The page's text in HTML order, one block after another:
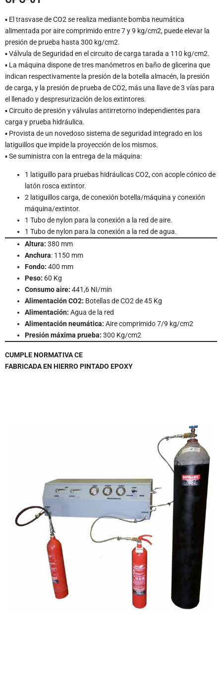
▪ El trasvase de CO2 se realiza mediante bomba neumática
alimentada por aire comprimido entre 7 y 9 kg/cm2, puede elevar la
presión de prueba hasta 300 kg/cm2.
▪ Válvula de Seguridad en el circuito de carga tarada a 110 kg/cm2.
▪ La máquina dispone de tres manómetros en baño de glicerina que
indican respectivamente la presión de la botella almacén, la presión
de carga, y la presión de prueba de CO2, más una llave de 3 vías para
el llenado y despresurización de los extintores.
▪ Circuito de presión y válvulas antirretorno independientes para
carga y prueba hidráulica.
▪ Provista de un novedoso sistema de seguridad integrado en los
latiguillos que impide la proyección de los mismos.
▪ Se suministra con la entrega de la máquina:
1 latiguillo para pruebas hidráulicas CO2, con acople cónico de
latón rosca extintor.
2 latiguillos carga, de conexión botella/máquina y conexión
máquina/extintor.
1 Tubo de nylon para la conexión a la red de aire.
1 Tubo de nylon para la conexión a la red de agua.
Altura: 380 mm
Anchura: 1150 mm
Fondo: 400 mm
Peso: 60 Kg
Consumo aire: 441,6 NI/min
Alimentación CO2: Botellas de CO2 de 45 Kg
Alimentación: Agua de la red
Alimentación neumática: Aire comprimido 7/9 kg/cm2
Presión máxima prueba: 300 Kg/cm2
CUMPLE NORMATIVA CE
FABRICADA EN HIERRO PINTADO EPOXY